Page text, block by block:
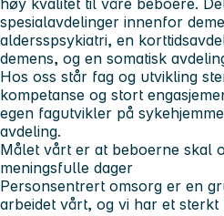
spesialavdelinger innenfor
aldersspsykiatri, en
demens, og en somatisk
Hos oss står fag og utvikling
kompetanse og stort
egen fagutvikler på
avdeling.
Målet vårt er at beboerne skal
meningsfulle dager
Personsentrert omsorg er en
arbeidet vårt, og vi har et